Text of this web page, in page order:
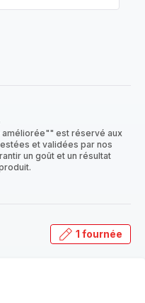
est réservé aux
et validées par nos
un goût et un résultat
1 fournée